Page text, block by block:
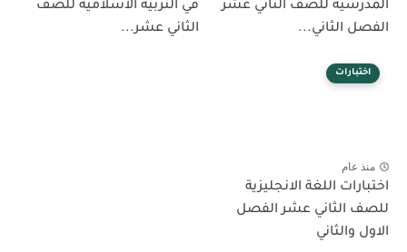
المدرسية للصف الثاني عشر
الفصل الثاني...
في التربية الاسلامية للصف
الثاني عشر...
اختبارات
منذ عام
اختبارات اللغة الانجليزية
للصف الثاني عشر الفصل
الاول والثاني